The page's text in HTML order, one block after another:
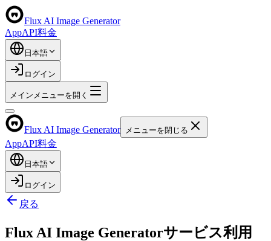
Flux AI Image Generator
AppAPI料金
日本語
ログイン
メインメニューを開く
Flux AI Image Generator メニューを閉じる
AppAPI料金
日本語
ログイン
戻る
Flux AI Image Generatorサービス利用